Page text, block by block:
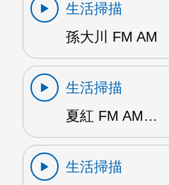
生活掃描
孫大川 FM AM
生活掃描
夏紅 FM AM…
生活掃描